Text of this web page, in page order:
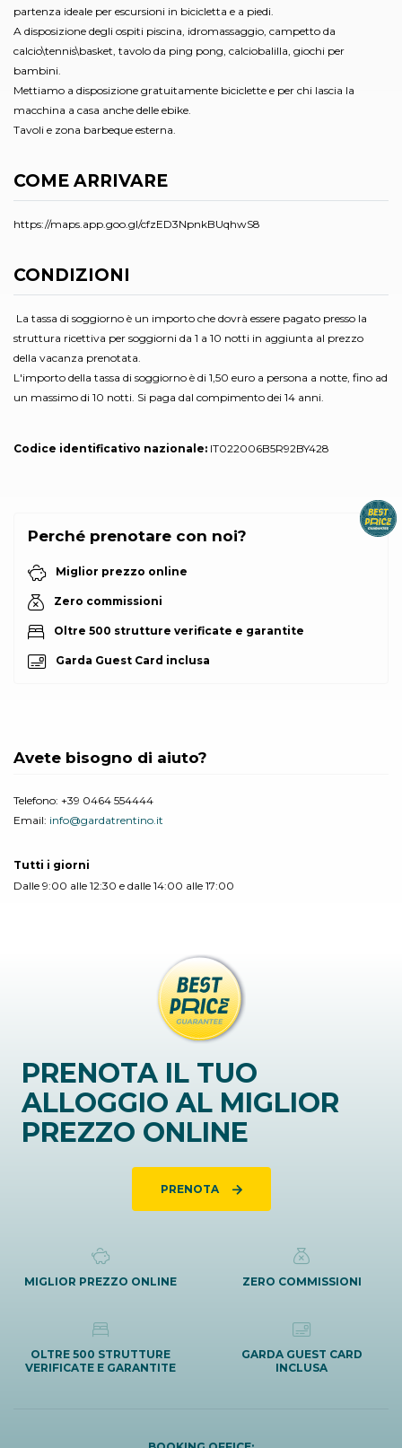
partenza ideale per escursioni in bicicletta e a piedi.
A disposizione degli ospiti piscina, idromassaggio, campetto da
calcio\tennis\basket, tavolo da ping pong, calciobalilla, giochi per
bambini.
Mettiamo a disposizione gratuitamente biciclette e per chi lascia la
macchina a casa anche delle ebike.
Tavoli e zona barbeque esterna.
COME ARRIVARE
https://maps.app.goo.gl/cfzED3NpnkBUqhwS8
CONDIZIONI
La tassa di soggiorno è un importo che dovrà essere pagato presso la
struttura ricettiva per soggiorni da 1 a 10 notti in aggiunta al prezzo
della vacanza prenotata.
L'importo della tassa di soggiorno è di 1,50 euro a persona a notte, fino ad
un massimo di 10 notti. Si paga dal compimento dei 14 anni.
Codice identificativo nazionale: IT022006B5R92BY428
Perché prenotare con noi?
Miglior prezzo online
Zero commissioni
Oltre 500 strutture verificate e garantite
Garda Guest Card inclusa
Avete bisogno di aiuto?
Telefono: +39 0464 554444
Email: info@gardatrentino.it
Tutti i giorni
Dalle 9:00 alle 12:30 e dalle 14:00 alle 17:00
PRENOTA IL TUO
ALLOGGIO AL MIGLIOR
PREZZO ONLINE
PRENOTA
MIGLIOR PREZZO ONLINE ZERO COMMISSIONI
OLTRE 500 STRUTTURE
VERIFICATE E GARANTITE
GARDA GUEST CARD
INCLUSA